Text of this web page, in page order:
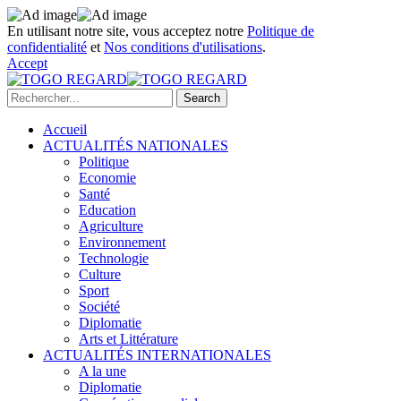
En utilisant notre site, vous acceptez notre Politique de
confidentialité et Nos conditions d'utilisations.
Accept
Accueil
ACTUALITÉS NATIONALES
Politique
Economie
Santé
Education
Agriculture
Environnement
Technologie
Culture
Sport
Société
Diplomatie
Arts et Littérature
ACTUALITÉS INTERNATIONALES
A la une
Diplomatie